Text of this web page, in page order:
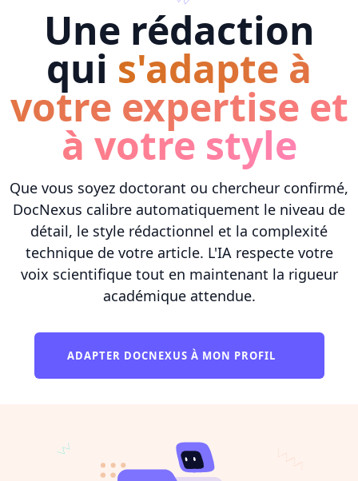
Une rédaction
qui s'adapte à
votre expertise et
à votre style
Que vous soyez doctorant ou chercheur confirmé,
DocNexus calibre automatiquement le niveau de
détail, le style rédactionnel et la complexité
technique de votre article. L'IA respecte votre
voix scientifique tout en maintenant la rigueur
académique attendue.
ADAPTER DOCNEXUS À MON PROFIL